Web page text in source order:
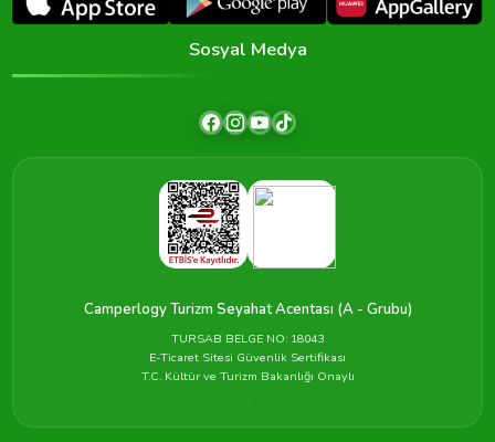
Sosyal Medya
Camperlogy Turizm Seyahat Acentası (A - Grubu)
TURSAB BELGE NO: 18043
E-Ticaret Sitesi Güvenlik Sertifikası
T.C. Kültür ve Turizm Bakanlığı Onaylı